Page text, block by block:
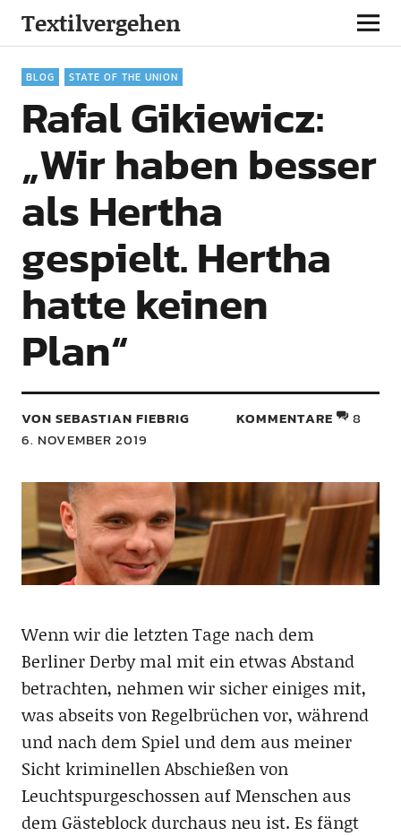
Textilvergehen
BLOG STATE OF THE UNION
Rafal Gikiewicz:
„Wir haben besser
als Hertha
gespielt. Hertha
hatte keinen
Plan“
VON SEBASTIAN FIEBRIG
6. NOVEMBER 2019
KOMMENTARE 8
Wenn wir die letzten Tage nach dem
Berliner Derby mal mit ein etwas Abstand
betrachten, nehmen wir sicher einiges mit,
was abseits von Regelbrüchen vor, während
und nach dem Spiel und dem aus meiner
Sicht kriminellen Abschießen von
Leuchtspurgeschossen auf Menschen aus
dem Gästeblock durchaus neu ist. Es fängt